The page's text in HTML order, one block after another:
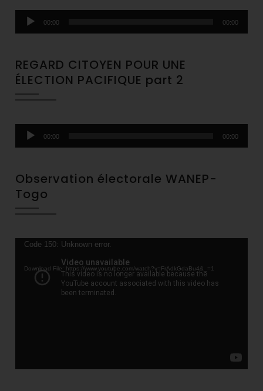
Audio
Player
00:00 00:00
REGARD CITOYEN POUR UNE
ÉLECTION PACIFIQUE part 2
Audio
Player
00:00 00:00
Observation électorale WANEP-
Togo
Video
Code 150: Unknown error.
Download File: https://www.youtube.com/watch?v=FrAdkGdaBu4&_=1